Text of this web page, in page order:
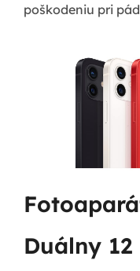
poškodeniu pri
Duálny